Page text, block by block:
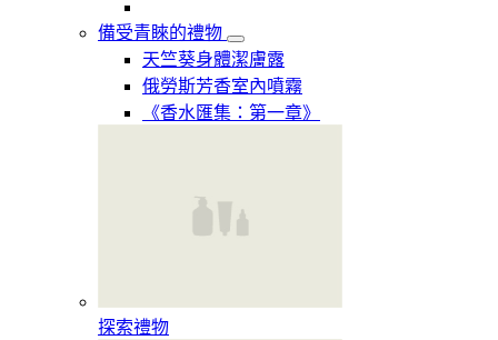
備受青睞的禮物
天竺葵身體潔膚露
俄勞斯芳香室內噴霧
《香水匯集：第一章》​
探索禮物